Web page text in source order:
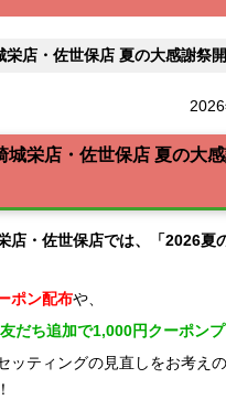
栄店・佐世保店 夏の大感謝祭
城栄店・佐世保店 夏の大
店・佐世保店では、「2026夏
ポン配布や、
だち追加で1,000円クーポンプ
ッティングの見直しをお考え